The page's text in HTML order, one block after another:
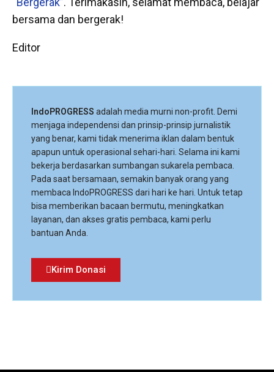
bersama dan bergerak!
Editor
IndoPROGRESS adalah media murni non-profit. Demi
menjaga independensi dan prinsip-prinsip jurnalistik
yang benar, kami tidak menerima iklan dalam bentuk
apapun untuk operasional sehari-hari. Selama ini kami
bekerja berdasarkan sumbangan sukarela pembaca.
Pada saat bersamaan, semakin banyak orang yang
membaca IndoPROGRESS dari hari ke hari. Untuk tetap
bisa memberikan bacaan bermutu, meningkatkan
layanan, dan akses gratis pembaca, kami perlu
bantuan Anda.
Kirim Donasi